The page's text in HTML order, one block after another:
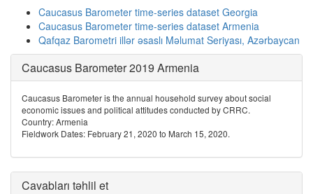
Caucasus Barometer time-series dataset Georgia
Caucasus Barometer time-series dataset Armenia
Qafqaz Barometri illər əsaslı Məlumat Seriyası, Azərbaycan
Caucasus Barometer 2019 Armenia
Caucasus Barometer is the annual household survey about social
economic issues and political attitudes conducted by CRRC.
Country: Armenia
Fieldwork Dates: February 21, 2020 to March 15, 2020.
Cavabları təhlil et